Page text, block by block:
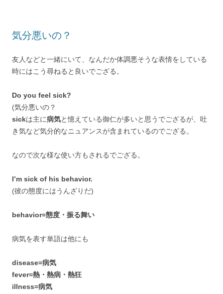
気分悪いの？
友人などと一緒にいて、なんだか体調悪そうな表情をしている
時にはこう尋ねると良いでござる。
Do you feel sick?
(気分悪いの？
sickは主に病気と憶えている御仁が多いと思うでござるが、吐
き気など気分的なニュアンスが含まれているのでござる。
なので次な様な使い方もされるでござる。
I’m sick of his behavior.
(彼の態度にはうんざりだ)
behavior=態度・振る舞い
病気を表す単語は他にも
disease=病気
fever=熱・熱病・熱狂
illness=病気